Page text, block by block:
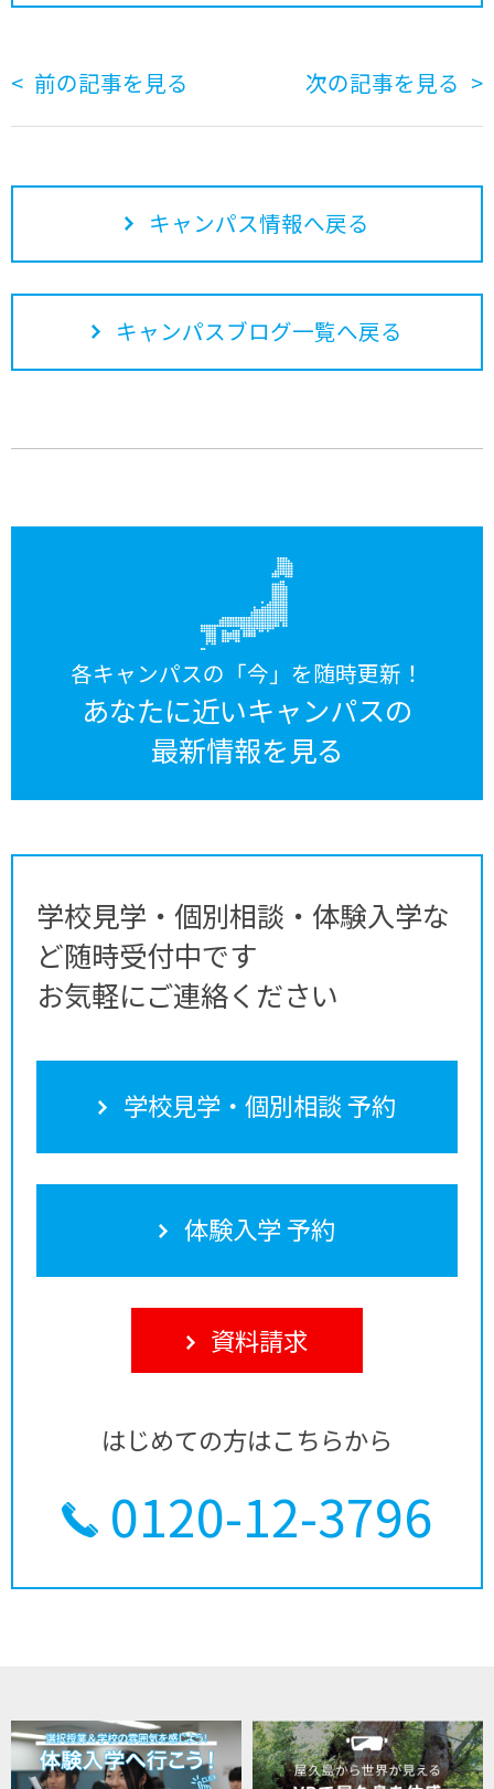
前の記事を見る 次の記事を見る
キャンパス情報へ戻る
キャンパスブログ一覧へ戻る
各キャンパスの「今」を随時更新！
あなたに近いキャンパスの
最新情報を見る
学校見学・個別相談・体験入学な
ど随時受付中です
お気軽にご連絡ください
学校見学・個別相談 予約
体験入学 予約
資料請求
はじめての方はこちらから
0120-12-3796